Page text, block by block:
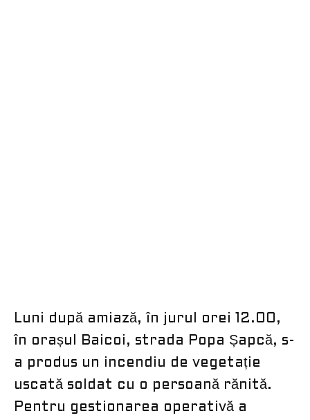
Luni după amiază, în jurul orei 12.00,
în orașul Baicoi, strada Popa Șapcă, s-
a produs un incendiu de vegetație
uscată soldat cu o persoană rănită.
Pentru gestionarea operativă a